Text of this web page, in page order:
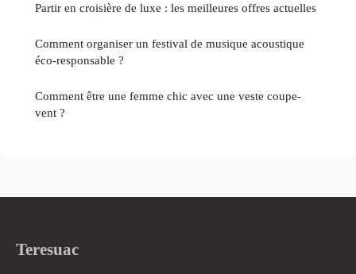
Partir en croisière de luxe : les meilleures offres actuelles
Comment organiser un festival de musique acoustique
éco-responsable ?
Comment être une femme chic avec une veste coupe-
vent ?
Teresuac